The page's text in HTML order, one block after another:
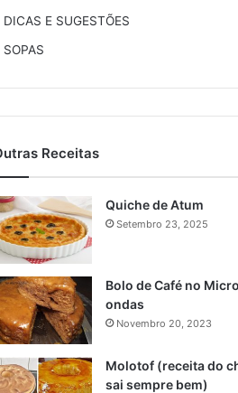
DICAS E SUGESTÕES
SOPAS
Receitas
Quiche de Atum
Setembro 23, 2025
Bolo de Café no
ondas
Novembro 20, 2023
Molotof (receita do
sai sempre bem)